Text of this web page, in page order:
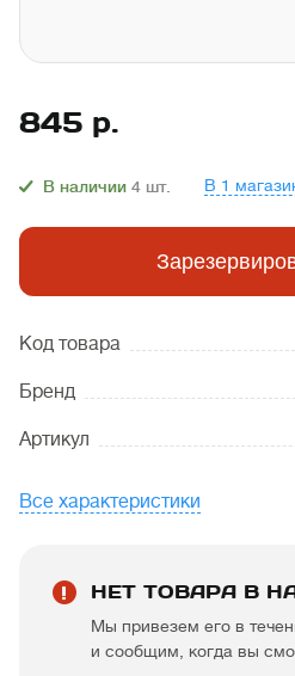
845 р.
В наличии 4 шт. В 1
Код товара
Бренд
Артикул
Все характеристики
НЕТ ТОВАРА В
Мы привезем его в
и сообщим, когда вы